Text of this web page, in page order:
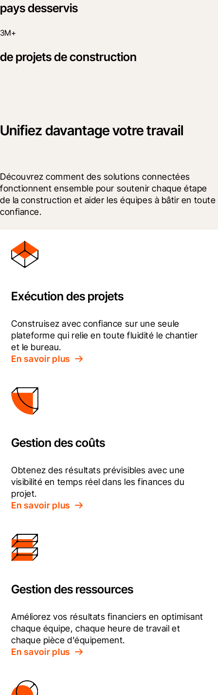
pays desservis
3M+
de projets de construction
Unifiez davantage votre travail
Découvrez comment des solutions connectées
fonctionnent ensemble pour soutenir chaque étape
de la construction et aider les équipes à bâtir en toute
confiance.
Exécution des projets
Construisez avec confiance sur une seule
plateforme qui relie en toute fluidité le chantier
et le bureau.
En savoir plus
Gestion des coûts
Obtenez des résultats prévisibles avec une
visibilité en temps réel dans les finances du
projet.
En savoir plus
Gestion des ressources
Améliorez vos résultats financiers en optimisant
chaque équipe, chaque heure de travail et
chaque pièce d'équipement.
En savoir plus